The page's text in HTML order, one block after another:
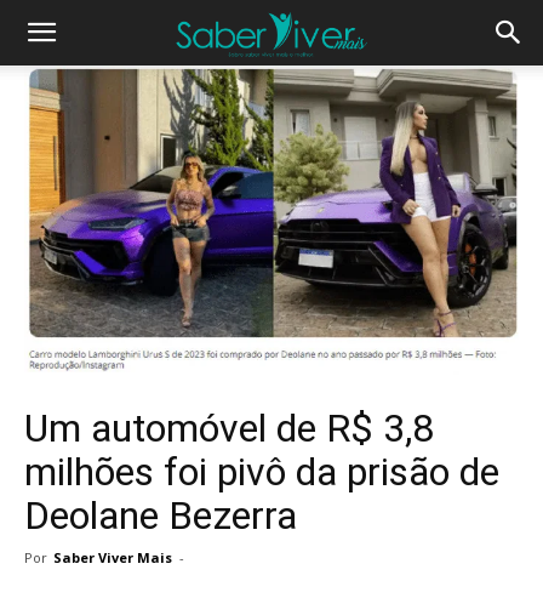
Um automóvel de R$ 3,8
milhões foi pivô da prisão de
Deolane Bezerra
Por Saber Viver Mais -